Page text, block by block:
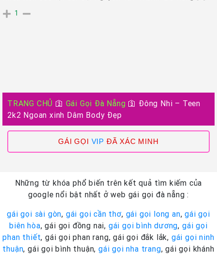
1
TRANG CHỦ 🛐 Gái Gọi Đà Nẵng 🛐 Đông Nhi – Teen
2k2 Ngoan xinh Dâm Body Đẹp
GÁI GỌI VIP ĐÃ XÁC MINH
Những từ khóa phổ biến trên kết quả tìm kiếm của
google nổi bật nhất ở web gái gọi đà nẵng :
gái gọi sài gòn, gái gọi cần thơ, gái gọi long an,gái gọi
biên hòa, gái gọi đồng nai, gái gọi bình dương, gái gọi
phan thiết, gái gọi phan rang, gái gọi đắk lắk, gái gọi ninh
thuận, gái gọi bình thuận, gái gọi nha trang, gái gọi khánh